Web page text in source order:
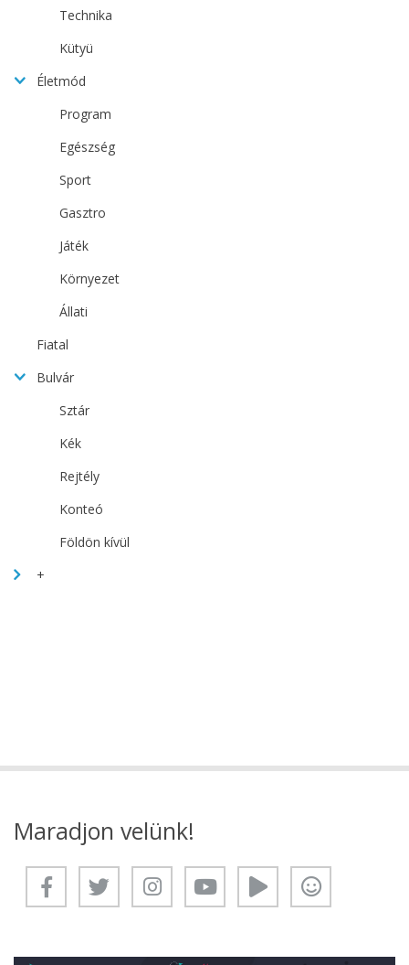
Technika
Kütyü
Életmód
Program
Egészség
Sport
Gasztro
Játék
Környezet
Állati
Fiatal
Bulvár
Sztár
Kék
Rejtély
Konteó
Földön kívül
+
Maradjon velünk!